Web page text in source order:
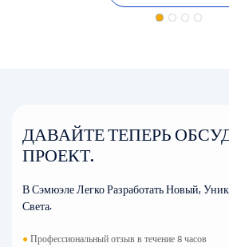
ДАВАЙТЕ ТЕПЕРЬ
ПРОЕКТ.
В Сэмюэле Легко Разработать Новый,
Света.
●Профессиональный отзыв в течение 8 часов